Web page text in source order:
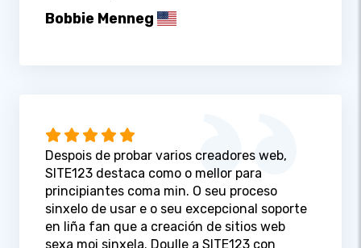
Bobbie Menneg
Despois de probar varios creadores web,
SITE123 destaca como o mellor para
principiantes coma min. O seu proceso
sinxelo de usar e o seu excepcional soporte
en liña fan que a creación de sitios web
sexa moi sinxela. Doulle a SITE123 con